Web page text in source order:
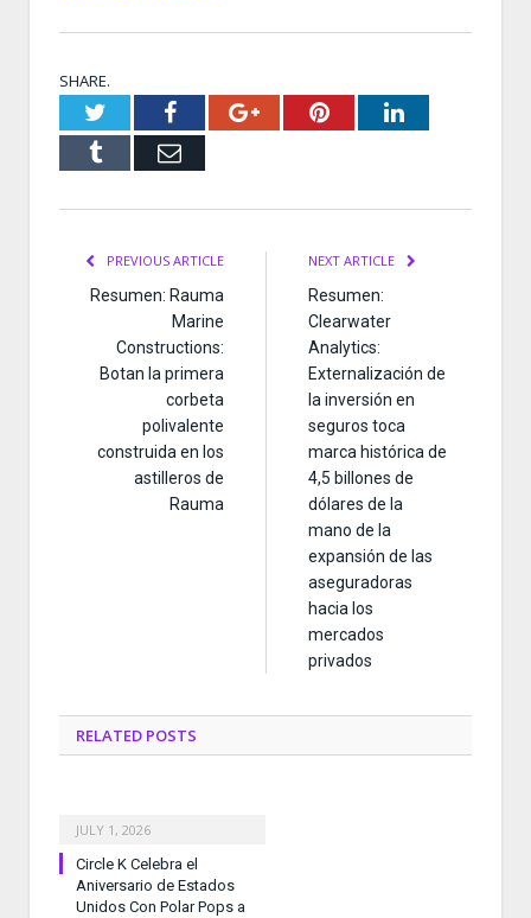
SHARE.
TwitterFacebookGoogle+PinterestLinkedIn
Tumblr Email
PREVIOUS ARTICLE
Resumen: Rauma
Marine
Constructions:
Botan la primera
corbeta
polivalente
construida en los
astilleros de
Rauma
NEXT ARTICLE
Resumen:
Clearwater
Analytics:
Externalización de
la inversión en
seguros toca
marca histórica de
4,5 billones de
dólares de la
mano de la
expansión de las
aseguradoras
hacia los
mercados
privados
RELATED POSTS
JULY 1, 2026
Circle K Celebra el
Aniversario de Estados
Unidos Con Polar Pops a